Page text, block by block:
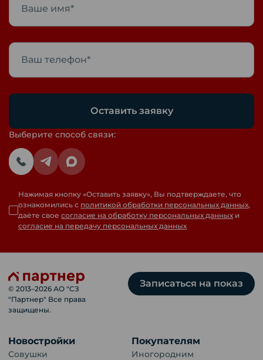
Оставить заявку
Выберите способ связи:
Нажимая кнопку «Оставить заявку», Вы подтверждаете, что
ознакомились с политикой обработки персональных данных,
даёте свое согласие на обработку персональных данных и
согласие на передачу персональных данных
© 2013–2026 АО "СЗ
"Партнер" Все права
защищены.
Записаться на показ
Новостройки
Совушки
Покупателям
Иногородним